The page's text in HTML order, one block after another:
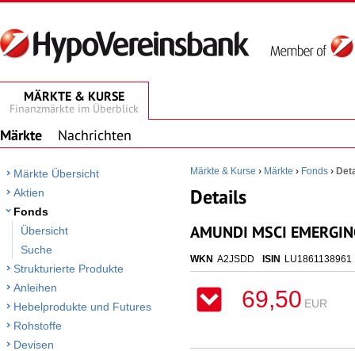
MÄRKTE & KURSE
Finanzmärkte im Überblick
Märkte Nachrichten
Märkte Übersicht
Aktien
Fonds
Übersicht
Suche
Strukturierte Produkte
Anleihen
Hebelprodukte und Futures
Rohstoffe
Devisen
Märkte & Kurse › Märkte › Fonds ›
Details
AMUNDI MSCI
WKN A2JSDD ISIN LU1861138961
69,50 EUR